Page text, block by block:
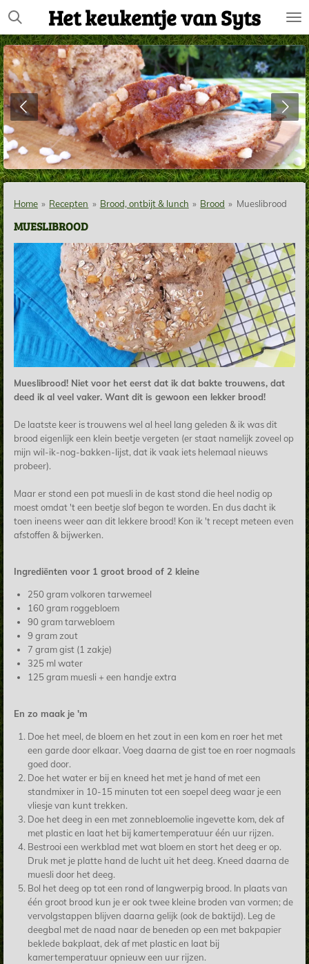
Ga
direct
naar
de
hoofdinhoud
Het keukentje van Syts
Home » Recepten » Brood, ontbijt & lunch » Brood » Mueslibrood
MUESLIBROOD
Mueslibrood! Niet voor het eerst dat ik dat bakte trouwens, dat
deed ik al veel vaker. Want dit is gewoon een lekker brood!
De laatste keer is trouwens wel al heel lang geleden & ik was dit
brood eigenlijk een klein beetje vergeten (er staat namelijk zoveel op
mijn wil-ik-nog-bakken-lijst, dat ik vaak iets helemaal nieuws
probeer).
Maar er stond een pot muesli in de kast stond die heel nodig op
moest omdat 't een beetje slof begon te worden. En dus dacht ik
toen ineens weer aan dit lekkere brood! Kon ik 't recept meteen even
afstoffen & bijwerken.
Ingrediënten voor 1 groot brood of 2 kleine
250 gram volkoren tarwemeel
160 gram roggebloem
90 gram tarwebloem
9 gram zout
7 gram gist (1 zakje)
325 ml water
125 gram muesli + een handje extra
En zo maak je 'm
Doe het meel, de bloem en het zout in een kom en roer het met
een garde door elkaar. Voeg daarna de gist toe en roer nogmaals
goed door.
Doe het water er bij en kneed het met je hand of met een
standmixer in 10-15 minuten tot een soepel deeg waar je een
vliesje van kunt trekken.
Doe het deeg in een met zonnebloemolie ingevette kom, dek af
met plastic en laat het bij kamertemperatuur één uur rijzen.
Bestrooi een werkblad met wat bloem en stort het deeg er op.
Druk met je platte hand de lucht uit het deeg. Kneed daarna de
muesli door het deeg.
Bol het deeg op tot een rond of langwerpig brood. In plaats van
één groot brood kun je er ook twee kleine broden van vormen; de
vervolgstappen blijven daarna gelijk (ook de baktijd). Leg de
deegbal met de naad naar de beneden op een met bakpapier
beklede bakplaat, dek af met plastic en laat bij
kamertemperatuur opnieuw een uur rijzen.